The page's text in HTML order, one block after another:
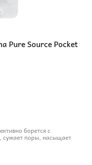
Pure Source Pocket
борется с
сужает поры, насыщает